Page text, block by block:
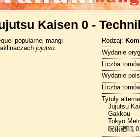
Kaisen 0 -
Rodzaj:
Wydanie
Liczba
Wydanie
Liczba
Tytuły
Jujutsu
Gakkou
Tokyo
呪術廻戦
popularnej mangi
jujutsu.